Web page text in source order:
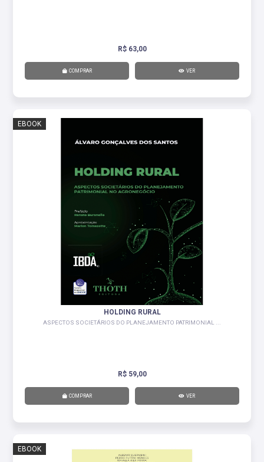
R$ 63,00
COMPRAR VER
EBOOK
HOLDING RURAL
ASPECTOS SOCIETÁRIOS DO PLANEJAMENTO PATRIMONIAL ...
R$ 59,00
COMPRAR VER
EBOOK